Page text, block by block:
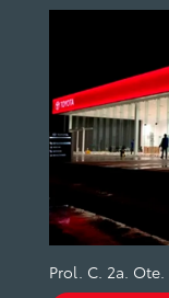
Prol. C. 2a.